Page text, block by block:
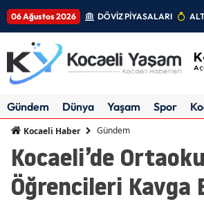
06 Ağustos 2026 DÖVİZ PİYASALARI
Gündem Dünya Yaşam Spor
Kocaeli Haber Gündem
Kocaeli’de
Öğrencileri Kavga